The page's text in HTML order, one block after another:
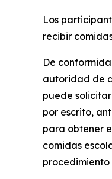
Los
recibir
De
autoridad de
puede
por escrito,
para obtener
comidas